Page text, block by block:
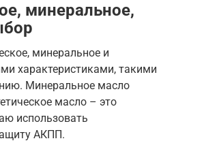
минеральное,
минеральное и
характеристиками, такими
Минеральное масло
масло – это
использовать
АКПП.